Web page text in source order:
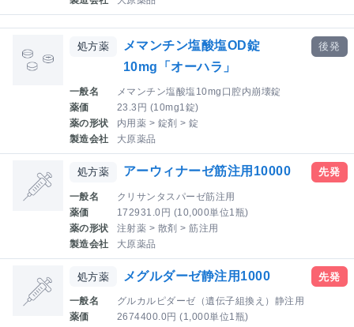
処方薬
メマンチン塩酸塩OD錠
10mg「オーハラ」
一般名
メマンチン塩酸塩10mg口腔内崩壊錠
薬価
23.3円 (10mg1錠)
薬の形状
内用薬 > 錠剤 > 錠
製造会社
大原薬品
後発
処方薬 アーウィナーゼ筋注用10000
一般名
クリサンタスパーゼ筋注用
薬価
172931.0円 (10,000単位1瓶)
薬の形状
注射薬 > 散剤 > 筋注用
製造会社
大原薬品
先発
処方薬 メグルダーゼ静注用1000
一般名
グルカルピダーゼ（遺伝子組換え）静注用
薬価
2674400.0円 (1,000単位1瓶)
先発